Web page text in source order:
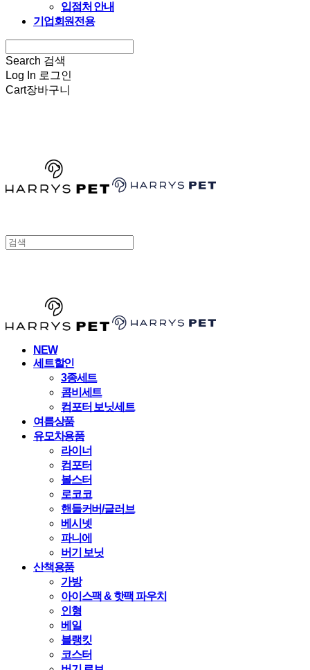
입점처 안내
기업회원전용
Search 검색
Log In 로그인
Cart장바구니
NEW
세트할인
3종세트
콤비세트
컴포터 보닛세트
여름상품
유모차용품
라이너
컴포터
볼스터
로코코
핸들커버/글러브
베시넷
파니에
버기 보닛
산책용품
가방
아이스팩 & 핫팩 파우치
인형
베일
블랭킷
코스터